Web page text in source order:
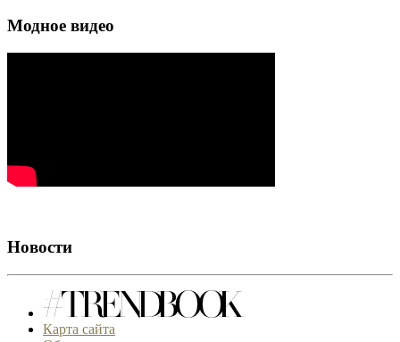
Модное видео
Новости
Карта сайта